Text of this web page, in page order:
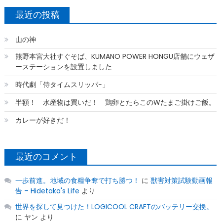
最近の投稿
山の神
熊野本宮大社すぐそば、KUMANO POWER HONGU店舗にウェザ
ーステーションを設置しました
時代劇「侍タイムスリッパ−」
半額！ 水産物は買いだ！ 鶏卵とたらこのWたまご掛けご飯。
カレーが好きだ！
最近のコメント
一歩前進。地域の食糧争奪で打ち勝つ！ に 獣害対策試験動画報
告 – Hidetaka's Life より
世界を探して見つけた！LOGICOOL CRAFTのバッテリー交換。
に ヤン より